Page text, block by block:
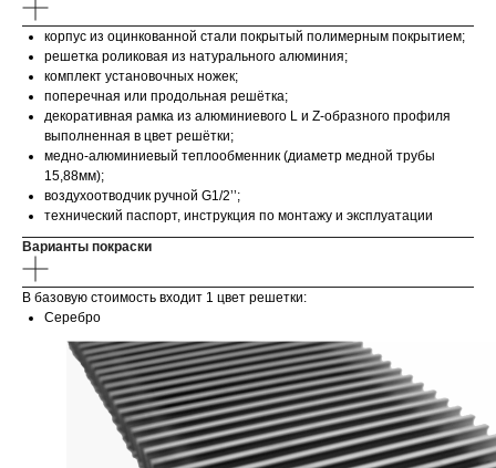
корпус из оцинкованной стали покрытый полимерным покрытием;
решетка роликовая из натурального алюминия;
комплект установочных ножек;
поперечная или продольная решётка;
декоративная рамка из алюминиевого L и Z-образного профиля
выполненная в цвет решётки;
медно-алюминиевый теплообменник (диаметр медной трубы
15,88мм);
воздухоотводчик ручной G1/2’’;
технический паспорт, инструкция по монтажу и эксплуатации
Варианты покраски
В базовую стоимость входит 1 цвет решетки:
Серебро